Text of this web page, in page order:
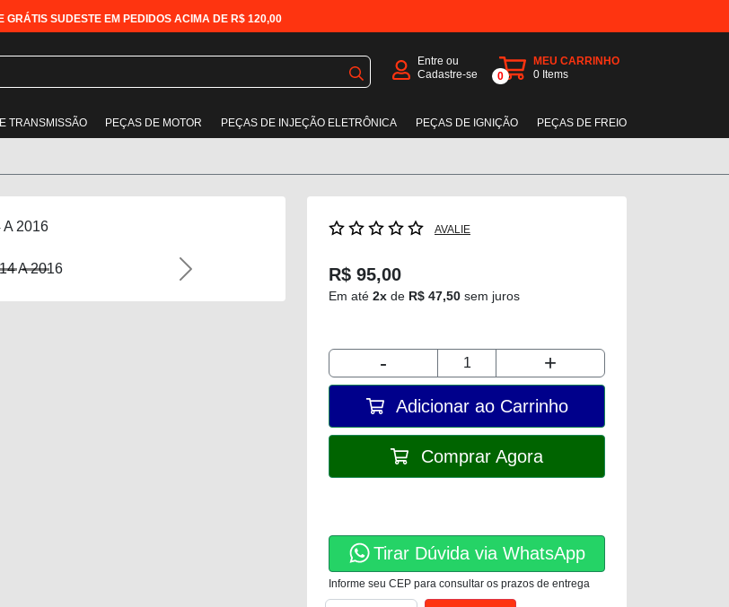
GRÁTIS SUDESTE EM PEDIDOS ACIMA DE R$ 120,00
Entre ou
Cadastre-se
0
MEU CARRINHO
0 Items
TRANSMISSÃO PEÇAS DE MOTOR PEÇAS DE INJEÇÃO ELETRÔNICA PEÇAS DE IGNIÇÃO PEÇAS DE FREIO
2016
Next
AVALIE
R$ 95,00
Em até 2x de R$ 47,50 sem juros
- +
Adicionar ao Carrinho
Comprar Agora
Tirar Dúvida via WhatsApp
Informe seu CEP para consultar os prazos de entrega